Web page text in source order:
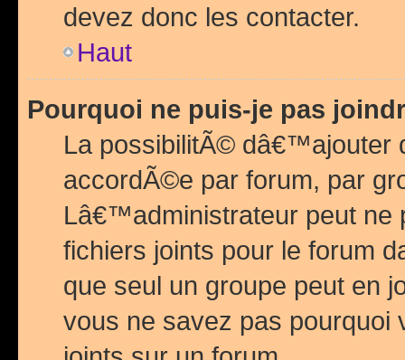
devez donc les contacter.
Haut
Pourquoi ne puis-je pas
La possibilitÃ© dâ€™ajouter
accordÃ©e par forum, par
Lâ€™administrateur peut
fichiers joints pour le forum
que seul un groupe peut en
vous ne savez pas pourquoi